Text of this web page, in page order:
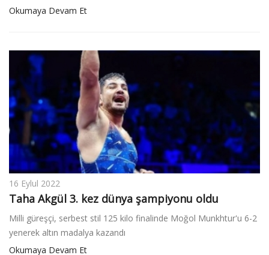
Okumaya Devam Et
16 Eylul 2022
Taha Akgül 3. kez dünya şampiyonu oldu
Milli güreşçi, serbest stil 125 kilo finalinde Moğol Munkhtur'u 6-2
yenerek altın madalya kazandı
Okumaya Devam Et